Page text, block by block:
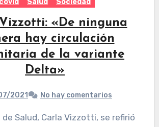
covid Salud Sociedad
«De ninguna
hay circulación
de la variante
Delta»
2021 No hay comentarios